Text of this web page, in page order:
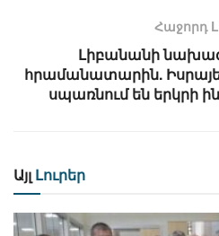
Հաջորդ
Լիբանանի
հրամանատարին.
սպառնում են երկրի
Այլ Լուրեր